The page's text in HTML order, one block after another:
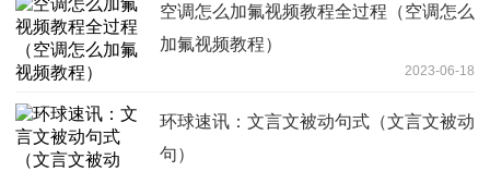
空调怎么加氟视频教程全过程（空调怎么
加氟视频教程）
2023-06-18
环球速讯：文言文被动句式（文言文被动
句）